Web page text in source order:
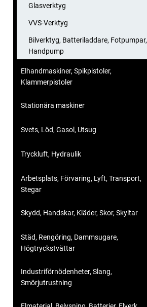
Glasverktyg
VVS-Verktyg
Bilverktyg, Batteriladdare, Fotpumpar,
Handpump
Elhandmaskiner, Spikpistoler,
Klammerpistoler
Stationära maskiner
Svets, Löd, Gasol, Utsug
Tryckluft, Hydraulik
Arbetsplats, Förvaring, Lyft, Transport,
Stegar
Skydd, Handskar, Kläder, Skor, Skyltar
Städ, Rengöring, Dammsugare,
Högtryckstvättar
Industriförnödenheter, Slang,
Smörjutrustning